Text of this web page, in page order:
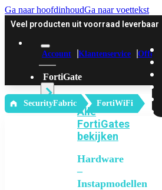
Ga naar hoofdinhoudGa naar voettekst
Veel producten uit voorraad leverbaar
Account Klantenservice Offerte
FortiGate
Alle
FortiGates
bekijken
Hardware
–
Instapmodellen
‎ SecurityFabric FortiWiFi